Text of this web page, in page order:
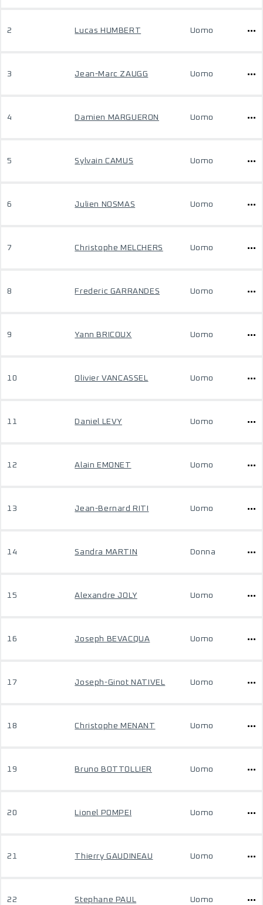
2 Lucas HUMBERT Uomo
3 Jean-Marc ZAUGG Uomo
4 Damien MARGUERON Uomo
5 Sylvain CAMUS Uomo
6 Julien NOSMAS Uomo
7 Christophe MELCHERS Uomo
8 Frederic GARRANDES Uomo
9 Yann BRICOUX Uomo
10 Olivier VANCASSEL Uomo
11 Daniel LEVY Uomo
12 Alain EMONET Uomo
13 Jean-Bernard RITI Uomo
14 Sandra MARTIN Donna
15 Alexandre JOLY Uomo
16 Joseph BEVACQUA Uomo
17 Joseph-Ginot NATIVEL Uomo
18 Christophe MENANT Uomo
19 Bruno BOTTOLLIER Uomo
20 Lionel POMPEI Uomo
21 Thierry GAUDINEAU Uomo
22 Stephane PAUL Uomo